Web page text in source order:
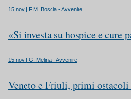
15 nov | F.M. Boscia - Avvenire
«Si investa su hospice e cure
15 nov | G. Melina - Avvenire
Veneto e Friuli, primi